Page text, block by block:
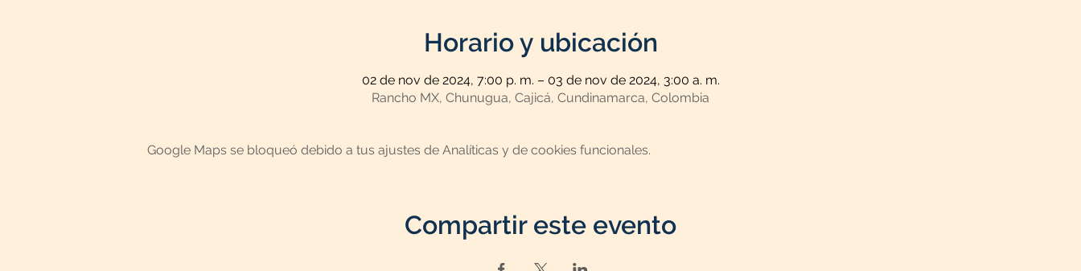
Horario y ubicación
02 de nov de 2024, 7:00 p. m. – 03 de nov de 2024, 3:00 a. m.
Rancho MX, Chunugua, Cajicá, Cundinamarca, Colombia
Google Maps se bloqueó debido a tus ajustes de Analíticas y de cookies funcionales.
Compartir este evento